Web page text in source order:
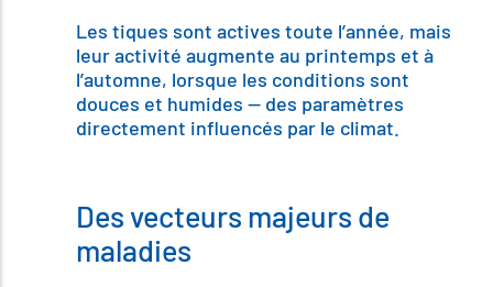
Les tiques sont actives toute l’année, mais
leur activité augmente au printemps et à
l’automne, lorsque les conditions sont
douces et humides — des paramètres
directement influencés par le climat.
Des vecteurs majeurs de
maladies